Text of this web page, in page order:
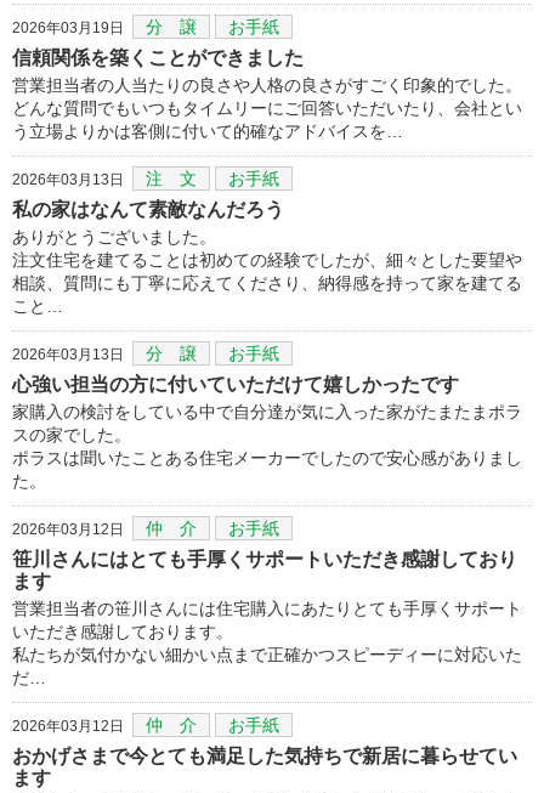
2026年03月19日 分 譲 お手紙
信頼関係を築くことができました
営業担当者の人当たりの良さや人格の良さがすごく印象的でした。
どんな質問でもいつもタイムリーにご回答いただいたり、会社とい
う立場よりかは客側に付いて的確なアドバイスを…
2026年03月13日 注 文 お手紙
私の家はなんて素敵なんだろう
ありがとうございました。
注文住宅を建てることは初めての経験でしたが、細々とした要望や
相談、質問にも丁寧に応えてくださり、納得感を持って家を建てる
こと…
2026年03月13日 分 譲 お手紙
心強い担当の方に付いていただけて嬉しかったです
家購入の検討をしている中で自分達が気に入った家がたまたまポラ
スの家でした。
ポラスは聞いたことある住宅メーカーでしたので安心感がありまし
た。
2026年03月12日 仲 介 お手紙
笹川さんにはとても手厚くサポートいただき感謝しており
ます
営業担当者の笹川さんには住宅購入にあたりとても手厚くサポート
いただき感謝しております。
私たちが気付かない細かい点まで正確かつスピーディーに対応いた
だ…
2026年03月12日 仲 介 お手紙
おかげさまで今とても満足した気持ちで新居に暮らせてい
ます